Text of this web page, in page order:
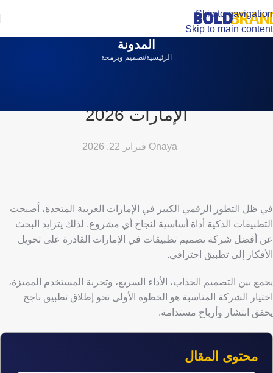
Skip to navigation
Skip to main content
المدونة
الرئيسية تصميم وبرمجة
الإمارات 2026
ayaOn فبراير 22, 2026
في ظل التطور الرقمي الكبير في الإمارات العربية المتحدة، أصبحت
التطبيقات الذكية أداة أساسية لنجاح أي مشروع. لذلك يتزايد البحث
عن أفضل شركة تصميم تطبيقات في الإمارات القادرة على تحويل
الأفكار إلى تطبيق احترافي.
يجمع بين التصميم الجذاب، الأداء السريع، وتجربة المستخدم المميزة،
اختيار الشركة المناسبة هو الخطوة الأولى نحو إطلاق تطبيق ناجح
يحقق انتشار وأرباح مستدامة.
محتوى المقال